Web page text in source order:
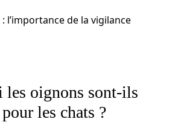
l’importance de la vigilance
les oignons sont-ils
les chats ?